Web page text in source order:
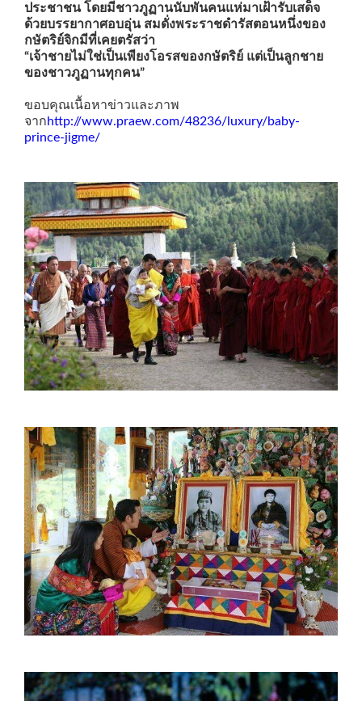
ประชาชน โดยมีชาวภูฏานนับพันคนแห่มาเฝ้ารับเสด็จ
ด้วยบรรยากาศอบอุ่น สมดั่งพระราชดำรัสตอนหนึ่งของ
กษัตริย์จิกมีที่เคยตรัสว่า
“เจ้าชายไม่ใช่เป็นเพียงโอรสของกษัตริย์ แต่เป็นลูกชาย
ของชาวภูฏานทุกคน”
ขอบคุณเนื้อหาข่าวและภาพ
จากhttp://www.praew.com/48236/luxury/baby-
prince-jigme/